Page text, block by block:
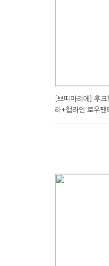
[쁘띠마리에] 후크
라+햄라인 로우팬